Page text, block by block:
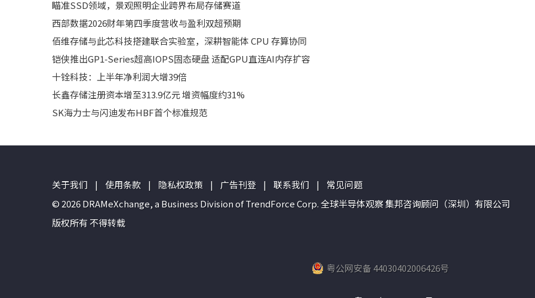
瞄准SSD领域，景观照明企业跨界布局存储赛道
西部数据2026财年第四季度营收与盈利双超预期
佰维存储与此芯科技搭建联合实验室，深耕智能体 CPU 存算协同
铠侠推出GP1‑Series超高IOPS固态硬盘 适配GPU直连AI内存扩容
十铨科技：上半年净利润大增39倍
长鑫存储注册资本增至313.9亿元 增资幅度约31%
SK海力士与闪迪发布HBF首个标准规范
关于我们 | 使用条款 | 隐私权政策 | 广告刊登 | 联系我们 |
常见问题
© 2026 DRAMeXchange, a Business Division of TrendForce Corp. 全球半导体观察 集邦咨询顾问（深圳）有限公司
版权所有 不得转载
粤公网安备 44030402006426号